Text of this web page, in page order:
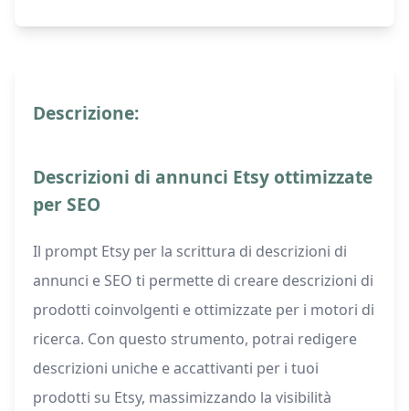
Descrizione:
Descrizioni di annunci Etsy ottimizzate
per SEO
Il prompt Etsy per la scrittura di descrizioni di
annunci e SEO ti permette di creare descrizioni di
prodotti coinvolgenti e ottimizzate per i motori di
ricerca. Con questo strumento, potrai redigere
descrizioni uniche e accattivanti per i tuoi
prodotti su Etsy, massimizzando la visibilità